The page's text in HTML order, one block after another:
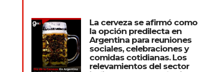
La cerveza se afirmó como
la opción predilecta en
Argentina para reuniones
sociales, celebraciones y
comidas cotidianas. Los
relevamientos del sector